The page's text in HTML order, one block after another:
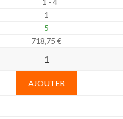
1 - 4
1
5
718,75 €
AJOUTER